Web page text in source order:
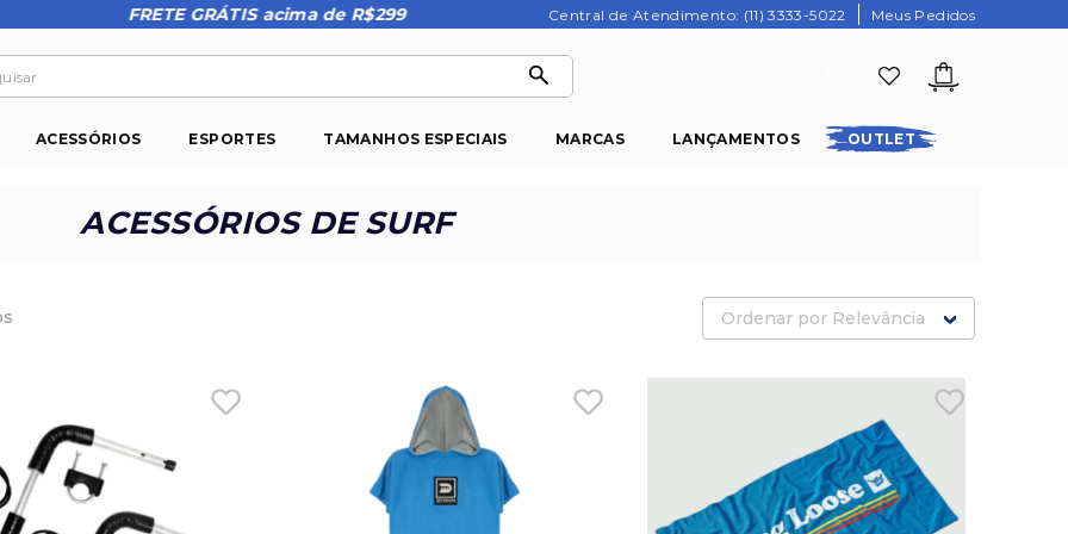
FRETE GRÁTIS acima de R$299 Central de Atendimento: (11) 3333-5022 Meus Pedidos
ACESSÓRIOS ESPORTES TAMANHOS ESPECIAIS MARCAS LANÇAMENTOS OUTLET
ACESSÓRIOS DE SURF
Ordenar por Relevância